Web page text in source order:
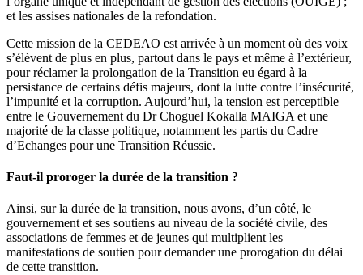
et les assises nationales de la refondation.
Cette mission de la CEDEAO est arrivée à un moment où des voix
s’élèvent de plus en plus, partout dans le pays et même à l’extérieur,
pour réclamer la prolongation de la Transition eu égard à la
persistance de certains défis majeurs, dont la lutte contre l’insécurité,
l’impunité et la corruption. Aujourd’hui, la tension est perceptible
entre le Gouvernement du Dr Choguel Kokalla MAIGA et une
majorité de la classe politique, notamment les partis du Cadre
d’Echanges pour une Transition Réussie.
Faut-il proroger la durée de la transition ?
Ainsi, sur la durée de la transition, nous avons, d’un côté, le
gouvernement et ses soutiens au niveau de la société civile, des
associations de femmes et de jeunes qui multiplient les
manifestations de soutien pour demander une prorogation du délai
de cette transition.